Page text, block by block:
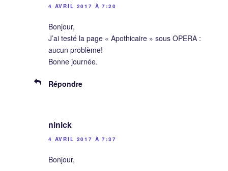
4 AVRIL 2017 À 7:20
Bonjour,
J’ai testé la page « Apothicaire » sous OPERA :
aucun problème!
Bonne journée.
Répondre
ninick
4 AVRIL 2017 À 7:37
Bonjour,